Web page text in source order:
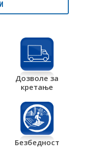
Дозволе за
кретање
Безбедност